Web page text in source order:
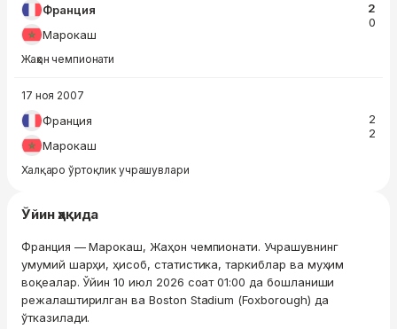
Франция
Марокаш
2
0
Жаҳон чемпионати
17 ноя 2007
Франция
Марокаш
2
2
Халқаро ўртоқлик учрашувлари
Ўйин ҳақида
Франция — Марокаш, Жаҳон чемпионати. Учрашувнинг
умумий шарҳи, ҳисоб, статистика, таркиблар ва муҳим
воқеалар. Ўйин 10 июл 2026 соат 01:00 да бошланиши
режалаштирилган ва Boston Stadium (Foxborough) да
ўтказилади.